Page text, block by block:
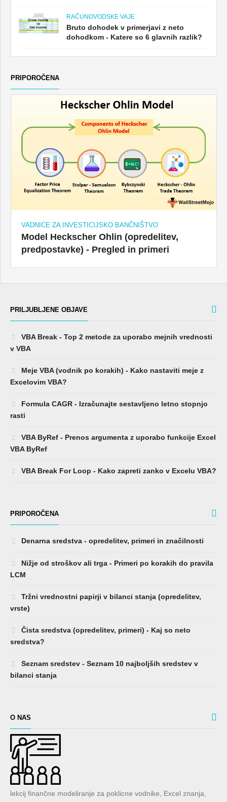
RAČUNOVODSKE VAJE
Bruto dohodek v primerjavi z neto
dohodkom - Katere so 6 glavnih razlik?
PRIPOROČENA
VADNICE ZA INVESTICIJSKO BANČNIŠTVO
Model Heckscher Ohlin (opredelitev,
predpostavke) - Pregled in primeri
PRILJUBLJENE OBJAVE
VBA Break - Top 2 metode za uporabo mejnih vrednosti
v VBA
Meje VBA (vodnik po korakih) - Kako nastaviti meje z
Excelovim VBA?
Formula CAGR - Izračunajte sestavljeno letno stopnjo
rasti
VBA ByRef - Prenos argumenta z uporabo funkcije Excel
VBA ByRef
VBA Break For Loop - Kako zapreti zanko v Excelu VBA?
PRIPOROČENA
Denarna sredstva - opredelitev, primeri in značilnosti
Nižje od stroškov ali trga - Primeri po korakih do pravila
LCM
Tržni vrednostni papirji v bilanci stanja (opredelitev,
vrste)
Čista sredstva (opredelitev, primeri) - Kaj so neto
sredstva?
Seznam sredstev - Seznam 10 najboljših sredstev v
bilanci stanja
O NAS
lekcij finančne modeliranje za poklicne vodnike, Excel znanja,